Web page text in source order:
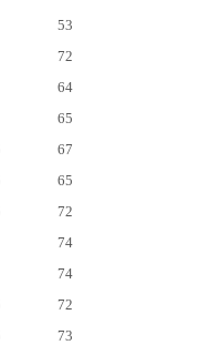
53
72
64
65
67
65
72
74
74
72
73